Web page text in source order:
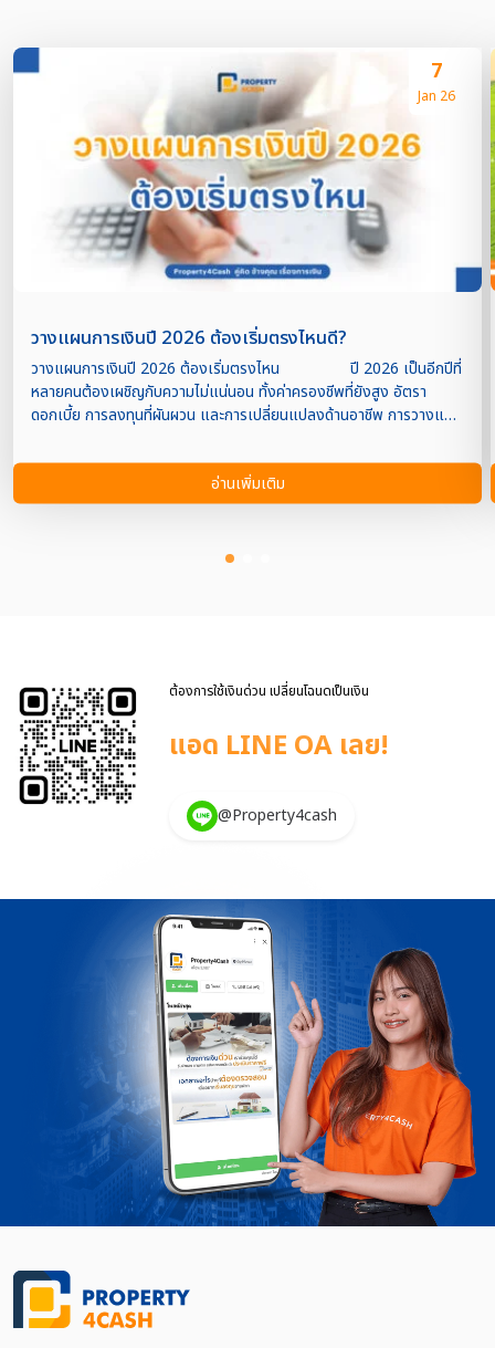
7
Jan 26
วางแผนการเงินปี 2026 ต้องเริ่มตรงไหนดี?
วางแผนการเงินปี 2026 ต้องเริ่มตรงไหน ปี 2026 เป็นอีกปีที่
หลายคนต้องเผชิญกับความไม่แน่นอน ทั้งค่าครองชีพที่ยังสูง อัตรา
ดอกเบี้ย การลงทุนที่ผันผวน และการเปลี่ยนแปลงด้านอาชีพ การวางแผน
ตรงไหนก่อนดี? บทความนี้ Property4Cash เงินด่วนอสังหา จะพาคุณไล่
ทีละขั้น เพื่อสร้างแผนการเงินที่ชัดเจนและใช้งานได้จริงในปี 2026 ประเมิน
สถานะการเงินปัจจุบัน จุดเริ่มต้นของการวางแผนการเงินคือการ “รู้จักตัว
ต่อเดือน / ต่อปี ค่าใช้จ่ายคงที่และค่าใช้จ่ายผันแปร สินทรัพย์ที่มี (เงินสด
ดาวน์บ้าน ซื้อรถ หรือเรียนต่อ เป้าหมายระยะยาว: เกษียณอายุอย่า […]
อ่านเพิ่มเติม
ต้องการใช้เงินด่วน เปลี่ยนโฉนดเป็นเงิน
แอด LINE OA เลย!
@Property4cash